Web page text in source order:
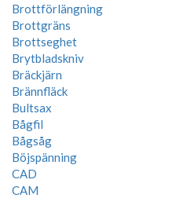
Brottförlängning
Brottgräns
Brottseghet
Brytbladskniv
Bräckjärn
Brännfläck
Bultsax
Bågfil
Bågsåg
Böjspänning
CAD
CAM